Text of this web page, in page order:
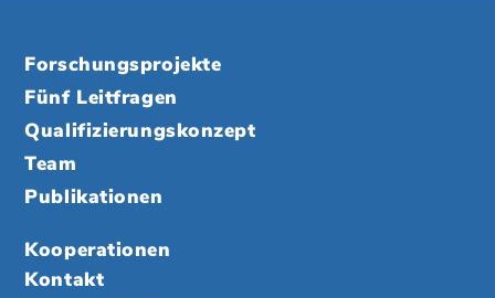
Forschungsprojekte
Fünf Leitfragen
Qualifizierungskonzept
Team
Publikationen
Kooperationen
Kontakt